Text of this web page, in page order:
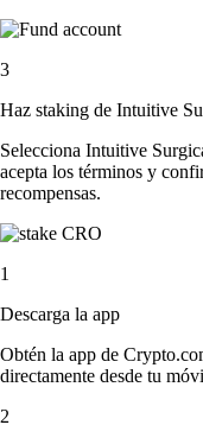
3
Haz staking de Intuitive
Selecciona Intuitive
acepta los términos y
recompensas.
1
Descarga la app
Obtén la app de
directamente desde tu
2